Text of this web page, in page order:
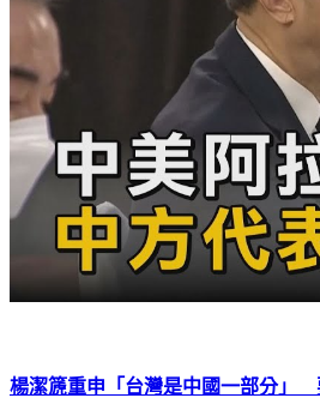
楊潔篪重申「台灣是中國一部分」